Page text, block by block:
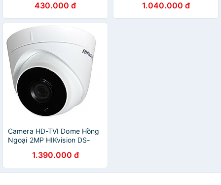
430.000 đ 1.040.000 đ
Camera HD-TVI Dome Hồng
Ngoại 2MP HIKvision DS-
1.390.000 đ